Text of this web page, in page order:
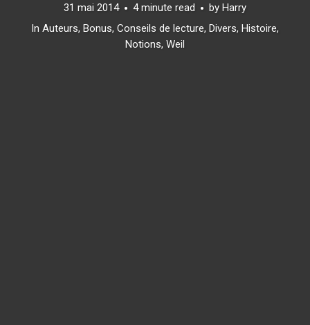
31 mai 2014 4 minute read by Harry
In Auteurs, Bonus, Conseils de lecture, Divers, Histoire,
Notions, Weil